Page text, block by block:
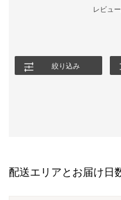
レビュ
絞り込み
配送エリアとお届け日